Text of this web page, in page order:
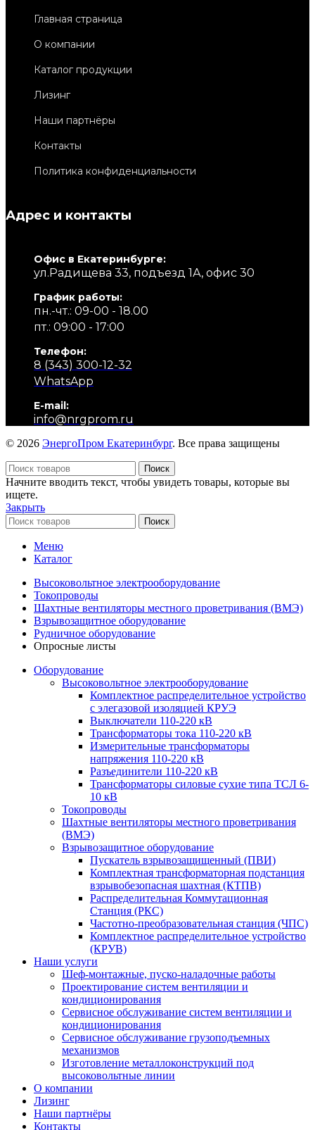
Главная страница
О компании
Каталог продукции
Лизинг
Наши партнёры
Контакты
Политика конфиденциальности
Адрес и контакты
Офис в Екатеринбурге:
ул.Радищева 33, подъезд 1А, офис 30
График работы:
пн.-чт.: 09-00 - 18.00
пт.: 09:00 - 17:00
Телефон:
8 (343) 300-12-32
WhatsApp
E-mail:
info@nrgprom.ru
© 2026 ЭнергоПром Екатеринбург. Все права защищены
Поиск
Начните вводить текст, чтобы увидеть товары, которые вы
ищете.
Закрыть
Поиск
Меню
Каталог
Высоковольтное электрооборудование
Токопроводы
Шахтные вентиляторы местного проветривания (ВМЭ)
Взрывозащитное оборудование
Рудничное оборудование
Опросные листы
Оборудование
Высоковольтное электрооборудование
Комплектное распределительное устройство
с элегазовой изоляцией КРУЭ
Выключатели 110-220 кВ
Трансформаторы тока 110-220 кВ
Измерительные трансформаторы
напряжения 110-220 кВ
Разъединители 110-220 кВ
Трансформаторы силовые сухие типа ТСЛ 6-
10 кВ
Токопроводы
Шахтные вентиляторы местного проветривания
(ВМЭ)
Взрывозащитное оборудование
Пускатель взрывозащищенный (ПВИ)
Комплектная трансформаторная подстанция
взрывобезопасная шахтная (КТПВ)
Распределительная Коммутационная
Станция (РКС)
Частотно-преобразовательная станция (ЧПС)
Комплектное распределительное устройство
(КРУВ)
Наши услуги
Шеф-монтажные, пуско-наладочные работы
Проектирование систем вентиляции и
кондиционирования
Сервисное обслуживание систем вентиляции и
кондиционирования
Сервисное обслуживание грузоподъемных
механизмов
Изготовление металлоконструкций под
высоковольтные линии
О компании
Лизинг
Наши партнёры
Контакты